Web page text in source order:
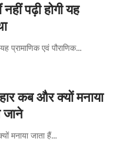
पढ़ी होगी यह
प्रामाणिक एवं पौराणिक…
कब और क्यों मनाया
जाने
मनाया जाता हैं…